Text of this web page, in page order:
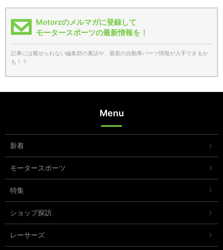
Motorzのメルマガに登録して
モータースポーツの最新情報を！
記事には載せられない編集部の裏話や、最新の自動車パーツ情報が入手できるか
も！？
Menu
新着
モータースポーツ
特集
ショップ探訪
レーサーズ